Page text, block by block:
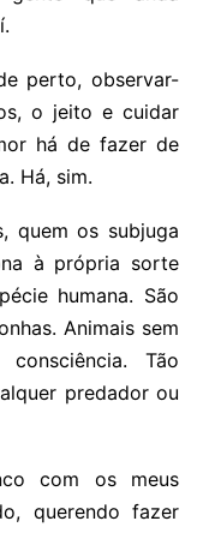
perto, observar-
o jeito e cuidar
há de fazer de
Há, sim.
quem os subjuga
à própria sorte
humana. São
Animais sem
Tão
predador ou
com os meus
querendo fazer